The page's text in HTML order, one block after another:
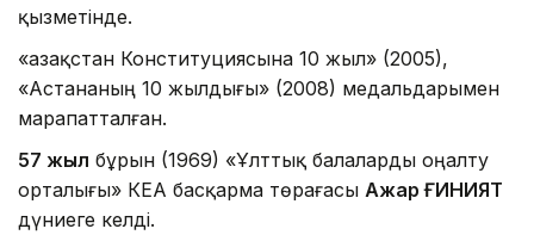
қызметінде.
«Қазақстан Конституциясына 10 жыл» (2005),
«Астананың 10 жылдығы» (2008) медальдарымен
марапатталған.
57 жыл бұрын (1969) «Ұлттық балаларды оңалту
орталығы» КЕАҚ басқарма төрағасы Ажар ҒИНИЯТ
дүниеге келді.